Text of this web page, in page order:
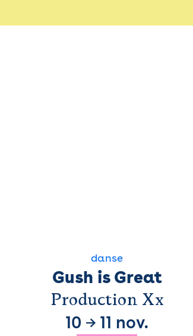
danse
Gush is Great
Production Xx
10 → 11 nov.